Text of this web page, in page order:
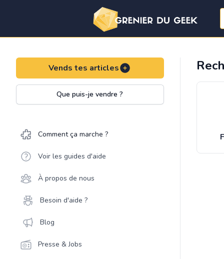
Vends tes articles
Que puis-je vendre ?
Comment ça marche ?
Voir les guides d'aide
À propos de nous
Besoin d'aide ?
Blog
Presse & Jobs